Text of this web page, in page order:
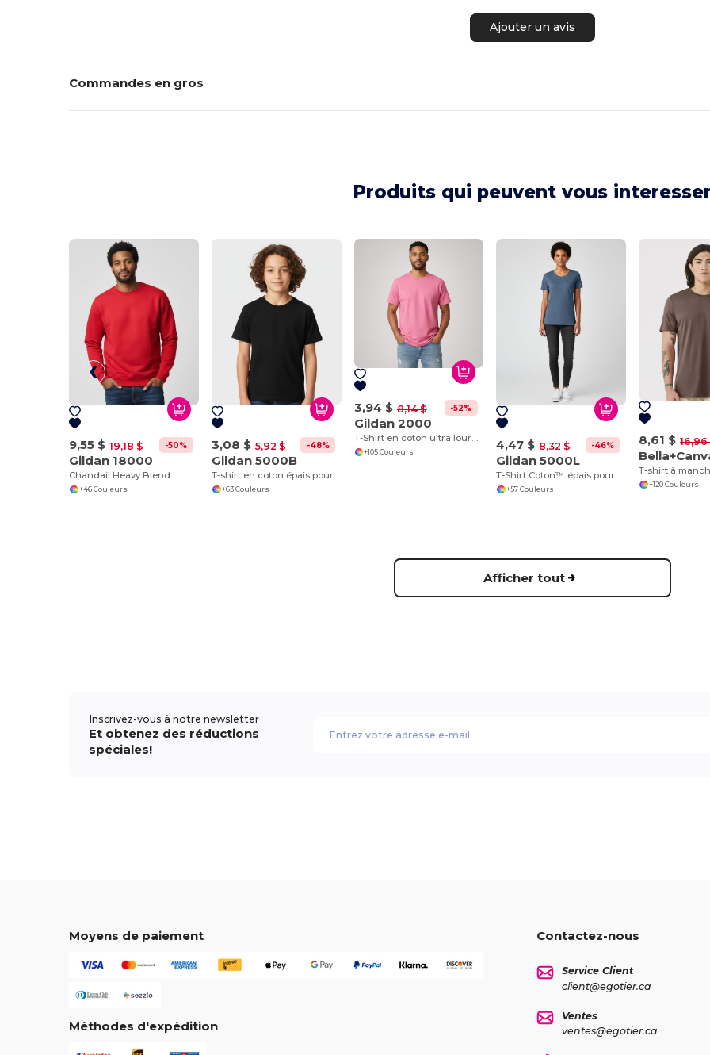
Ajouter un avis
Commandes en gros
Produits qui peuvent vous
9,55 $ 19,18 $ -50%
Gildan 18000
Chandail Heavy Blend
+46 Couleurs
3,08 $ 5,92 $ -48%
Gildan 5000B
T-shirt en coton épais pour jeunes 8,8 oz
+63 Couleurs
3,94 $ 8,14 $ -52%
Gildan 2000
T-Shirt en coton ultra lourd pour adultes
+105 Couleurs 4,47 $ 8,32 $ -46%
Gildan 5000L
T-Shirt Coton™ épais pour femmes
+57 Couleurs
8,61 $ 16,96
+120 Couleurs
Afficher tout
Inscrivez-vous à notre newsletter
Et obtenez des réductions
spéciales!
Moyens de paiement
Méthodes d'expédition
Contactez-nous
Service Client
client@egotier.ca
Ventes
ventes@egotier.ca